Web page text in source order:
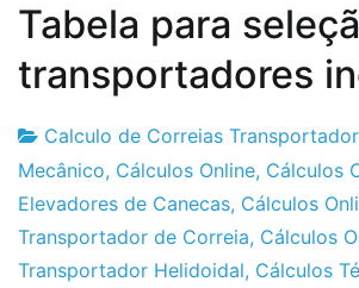
Tabela para
transportadores
Fabrica
do
Projeto
11
de
Setembro
de
Calculo de Correias
Mecânico, Cálculos Online, Cálculos
Elevadores de Canecas, Cálculos
Transportador de Correia, Cálculos
Transportador Helidoidal, Cálculos